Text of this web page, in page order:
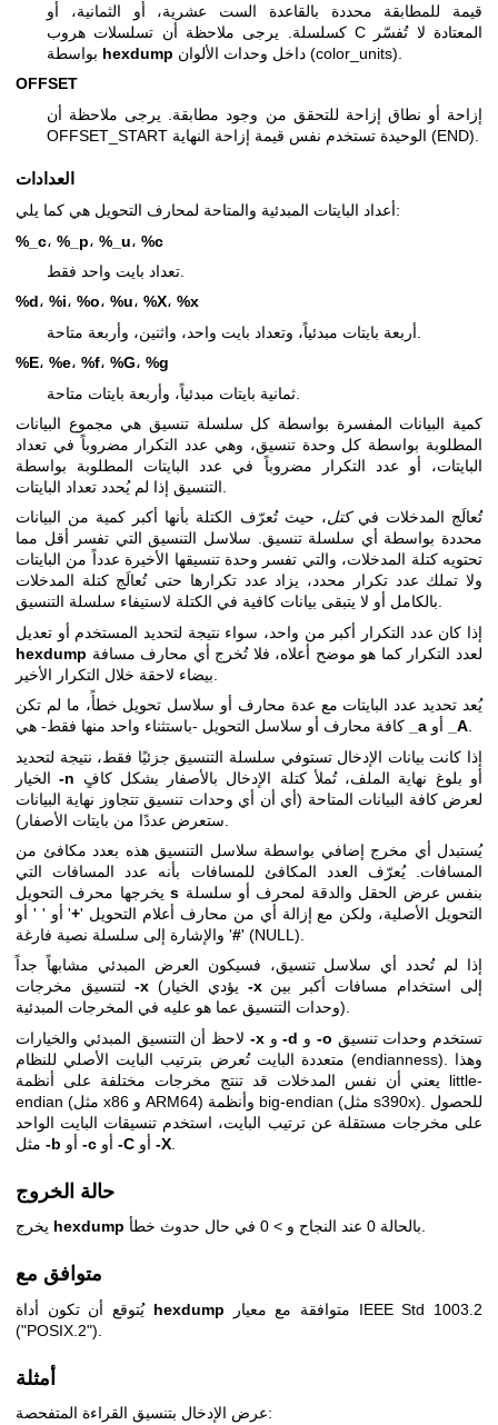
قيمة للمطابقة محددة بالقاعدة الست عشرية، أو الثمانية، أو
كسلسلة. يرجى ملاحظة أن تسلسلات هروب C المعتادة لا تُفسّر
hexdump
داخل وحدات الألوان (color_units).
OFFSET
إزاحة أو نطاق إزاحة للتحقق من وجود مطابقة. يرجى ملاحظة أن
OFFSET_START الوحيدة تستخدم نفس قيمة إزاحة النهاية (END).
العدادات
أعداد البايتات المبدئية والمتاحة لمحارف التحويل هي كما يلي:
%_c، %_p، %_u، %c
%d، %i، %o، %u، %X، %x
%E، %e، %f، %G، %g
كمية البيانات المفسرة بواسطة كل سلسلة تنسيق هي مجموع البيانات
المطلوبة بواسطة كل وحدة تنسيق، وهي عدد التكرار مضروباً في تعداد
البايتات، أو عدد التكرار مضروباً في عدد البايتات المطلوبة بواسطة
تُعالَج المدخلات فيكتل، حيث تُعرّف الكتلة بأنها أكبر كمية من البيانات
محددة بواسطة أي سلسلة تنسيق. سلاسل التنسيق التي تفسر أقل مما
تحتويه كتلة المدخلات، والتي تفسر وحدة تنسيقها الأخيرة عدداً من البايتات
ولا تملك عدد تكرار محدد، يزاد عدد تكرارها حتى تُعالَج كتلة المدخلات
بالكامل أو لا يتبقى بيانات كافية في الكتلة لاستيفاء سلسلة التنسيق.
إذا كان عدد التكرار أكبر من واحد، سواء نتيجة لتحديد المستخدم أو تعديل
hexdump
يُعد تحديد عدد البايتات مع عدة محارف أو سلاسل تحويل خطأً، ما لم تكن
_a _A
إذا كانت بيانات الإدخال تستوفي سلسلة التنسيق جزئيًا فقط، نتيجة لتحديد
الخيار-n
لعرض كافة البيانات المتاحة (أي أن أي وحدات تنسيق تتجاوز نهاية البيانات
يُستبدل أي مخرج إضافي بواسطة سلاسل التنسيق هذه بعدد مكافئ من
المسافات. يُعرّف العدد المكافئ للمسافات بأنه عدد المسافات التي
يخرجها محرف التحويلs
التحويل الأصلية، ولكن مع إزالة أي من محارف أعلام التحويل '+' أو ' ' أو
'
# ' والإشارة إلى سلسلة نصية فارغة (NULL).
إذا لم تُحدد أي سلاسل تنسيق، فسيكون العرض المبدئي مشابهاً جداً
-x -xإلى استخدام مسافات أكبر بين
وحدات التنسيق عما هو عليه في المخرجات المبدئية).
-x و-d -o
متعددة البايت تُعرض بترتيب البايت الأصلي للنظام (endianness). وهذا
يعني أن نفس المدخلات قد تنتج مخرجات مختلفة على أنظمة little-
endian (مثل x86 و ARM64) وأنظمة big-endian (مثل s390x). للحصول
على مخرجات مستقلة عن ترتيب البايت، استخدم تنسيقات البايت الواحد
-b -c -C -X
حالة الخروج
hexdump بالحالة 0 عند النجاح و > 0 في حال حدوث خطأ.
متوافق مع
يُتوقع أن تكون أداة hexdump
("POSIX.2").
أمثلة
عرض الإدخال بتنسيق القراءة المتفحصة: